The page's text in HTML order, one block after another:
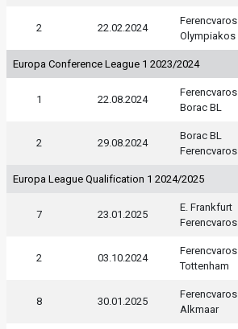
2 22.02.2024
Ferencvaros
Olympiakos
Europa Conference League 1 2023/2024
1 22.08.2024
Ferencvaros
Borac BL
2 29.08.2024
Borac BL
Ferencvaros
Europa League Qualification 1 2024/2025
7 23.01.2025
E. Frankfurt
Ferencvaros
2 03.10.2024
Ferencvaros
Tottenham
8 30.01.2025
Ferencvaros
Alkmaar